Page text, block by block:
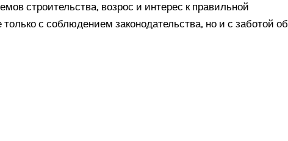
строительства, возрос и интерес к правильной
с соблюдением законодательства, но и с заботой об